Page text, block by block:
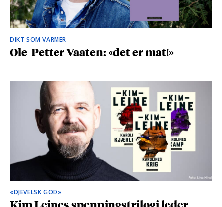
DIKT SOM VARMER
Ole-Petter Vaaten: «det er mat!»
«DJEVELSK GOD»
Kim Leines spenningstrilogi leder